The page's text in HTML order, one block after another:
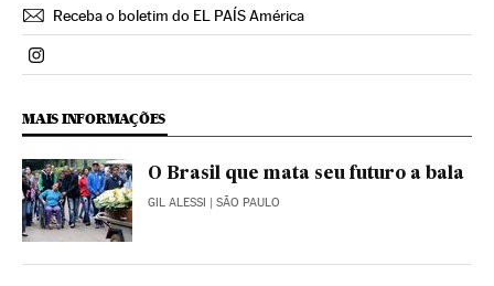
Receba o boletim do EL PAÍS América
Politica El País Brasil en Instagram
MAIS INFORMAÇÕES
O Brasil que mata seu futuro a bala
GIL ALESSI | SÃO PAULO